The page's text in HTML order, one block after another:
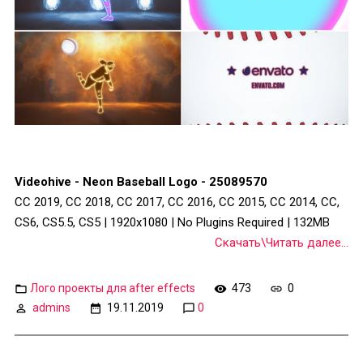
Videohive - Neon Baseball Logo - 25089570
CC 2019, CC 2018, CC 2017, CC 2016, CC 2015, CC 2014, CC,
CS6, CS5.5, CS5 | 1920x1080 | No Plugins Required | 132MB
Скачать\Читать далее...
Лого проекты для after effects 473
0
admins
19.11.2019 0